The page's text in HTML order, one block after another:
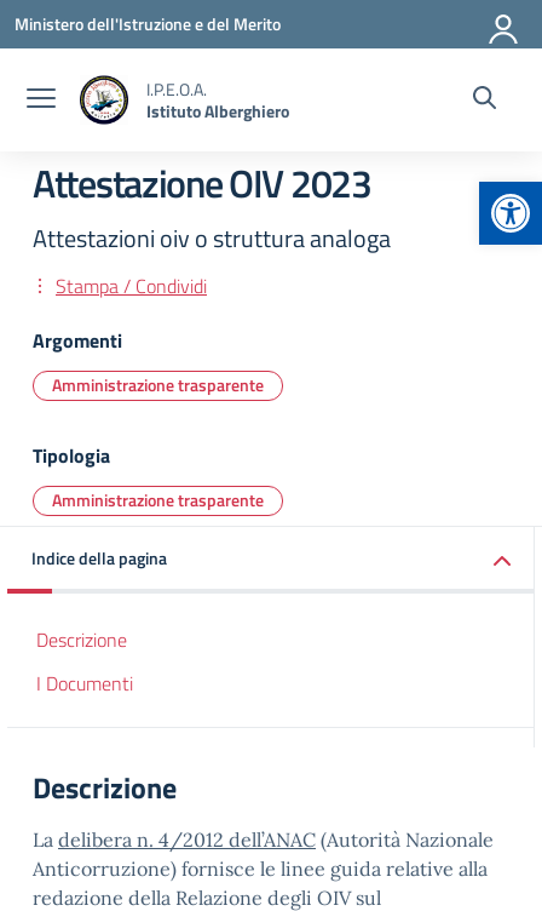
Vai ai contenuti
Vai al menu di navigazione
Vai al footer
Ministero dell'Istruzione e del Merito
I.P.E.O.A.
Istituto Alberghiero
Attestazione OIV 2023
Attestazioni oiv o struttura analoga
Stampa / Condividi
Argomenti
Amministrazione trasparente
Tipologia
Amministrazione trasparente
Indice della pagina
Descrizione
I Documenti
Descrizione
La delibera n. 4/2012 dell’ANAC (Autorità Nazionale
Anticorruzione) fornisce le linee guida relative alla
redazione della Relazione degli OIV sul